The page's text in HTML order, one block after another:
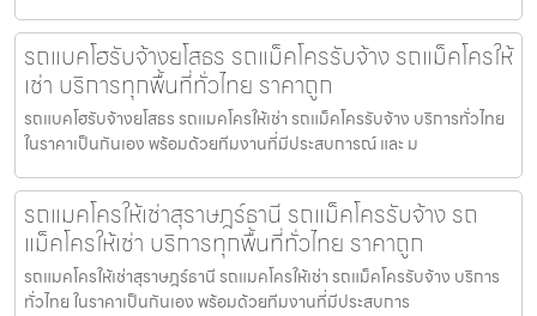
รถแบคโฮรับจ้างยโสธร รถแม็คโครรับจ้าง รถแม็คโครให้
เช่า บริการทุกพื้นที่ทั่วไทย ราคาถูก
รถแบคโฮรับจ้างยโสธร รถแมคโครให้เช่า รถแม็คโครรับจ้าง บริการทั่วไทย
ในราคาเป็นกันเอง พร้อมด้วยทีมงานที่มีประสบการณ์ และ ม
รถแมคโครให้เช่าสุราษฎร์ธานี รถแม็คโครรับจ้าง รถ
แม็คโครให้เช่า บริการทุกพื้นที่ทั่วไทย ราคาถูก
รถแมคโครให้เช่าสุราษฎร์ธานี รถแมคโครให้เช่า รถแม็คโครรับจ้าง บริการ
ทั่วไทย ในราคาเป็นกันเอง พร้อมด้วยทีมงานที่มีประสบการ